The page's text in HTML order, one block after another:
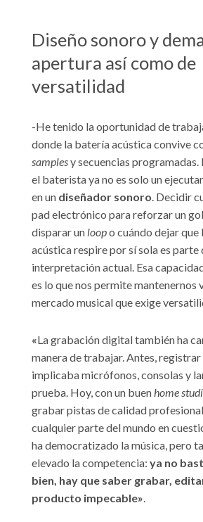
Diseño sonoro y
apertura así como de
versatilidad
-He tenido la oportunidad de
donde la batería acústica convive
samplesy secuencias programadas.
el baterista ya no es solo un
en un diseñador sonoro. Decidir
pad electrónico para reforzar un
disparar un loopo cuándo dejar
acústica respire por sí sola es parte
interpretación actual. Esa
es lo que nos permite mantenernos
mercado musical que exige
«La grabación digital también ha
manera de trabajar. Antes,
implicaba micrófonos, consolas y
prueba. Hoy, con un buenhome
grabar pistas de calidad
cualquier parte del mundo en
ha democratizado la música, pero
elevado la competencia: ya no
bien, hay que saber grabar,
producto impecable».